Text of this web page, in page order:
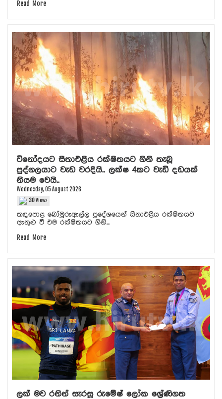
Read More
විනෝදයට සීතාඑළිය රක්ෂිතයට ගිනි තැබූ
පුද්ගලයාට වැඩ වරදියි.. ලක්ෂ 4කට වැඩි දඩයක්
නියම වෙයි..
Wednesday, 05 August 2026
30Views
කඳපොළ බෝමුරුඇල්ල ප්‍රදේශයෙන් සීතාඑළිය රක්ෂිතයට
ඇතුළු වී එම රක්ෂිතයට ගිනි...
Read More
ලක් මව රනින් සැරසූ රුමේෂ් ලෝක ශ්‍රේණිගත